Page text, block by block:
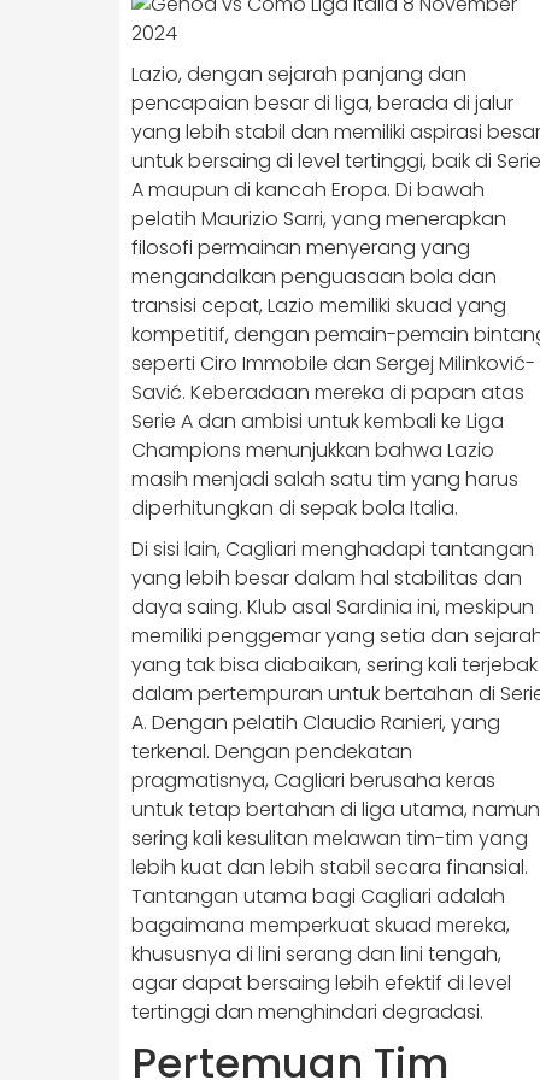
Lazio, dengan sejarah panjang dan
pencapaian besar di liga, berada di jalur
yang lebih stabil dan memiliki aspirasi besar
untuk bersaing di level tertinggi, baik di Serie
A maupun di kancah Eropa. Di bawah
pelatih Maurizio Sarri, yang menerapkan
filosofi permainan menyerang yang
mengandalkan penguasaan bola dan
transisi cepat, Lazio memiliki skuad yang
kompetitif, dengan pemain-pemain
seperti Ciro Immobile dan Sergej Milinković-
Savić. Keberadaan mereka di papan atas
Serie A dan ambisi untuk kembali ke Liga
Champions menunjukkan bahwa Lazio
masih menjadi salah satu tim yang harus
diperhitungkan di sepak bola Italia.
Di sisi lain, Cagliari menghadapi tantangan
yang lebih besar dalam hal stabilitas dan
daya saing. Klub asal Sardinia ini, meskipun
memiliki penggemar yang setia dan
yang tak bisa diabaikan, sering kali terjebak
dalam pertempuran untuk bertahan di
A. Dengan pelatih Claudio Ranieri, yang
terkenal. Dengan pendekatan
pragmatisnya, Cagliari berusaha keras
untuk tetap bertahan di liga utama, namun
sering kali kesulitan melawan tim-tim yang
lebih kuat dan lebih stabil secara finansial.
Tantangan utama bagi Cagliari adalah
bagaimana memperkuat skuad mereka,
khususnya di lini serang dan lini tengah,
agar dapat bersaing lebih efektif di level
tertinggi dan menghindari degradasi.
Pertemuan Tim